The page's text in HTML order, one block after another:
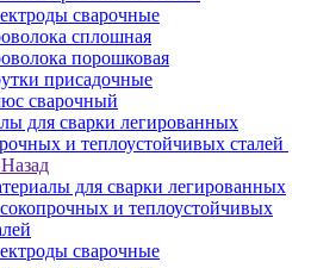
сварочные
сплошная
порошковая
присадочные
сварочный
для сварки легированных
и теплоустойчивых сталей
Назад
для сварки легированных
и теплоустойчивых
сварочные